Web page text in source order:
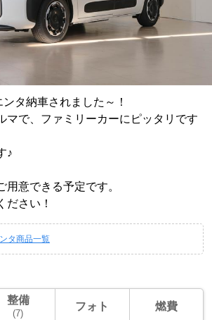
タ納車されました～！
マで、ファミリーカーにピッタリです
♪
用意できる予定です。
ださい！
タ商品一覧
整備
(7)
フォト 燃費